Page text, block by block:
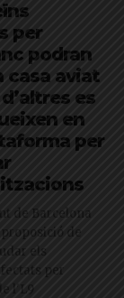
per
podran
casa aviat
es
en
per
de Barcelona
de
els
per
l'L9